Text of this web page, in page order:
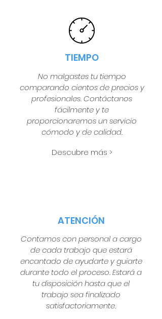
TIEMPO
No malgastes tu tiempo
comparando cientos de precios y
profesionales. Contáctanos
fácilmente y te
proporcionaremos un servicio
cómodo y de calidad.
Descubre más >
ATENCIÓN
Contamos con personal a cargo
de cada trabajo que estará
encantado de ayudarte y guiarte
durante todo el proceso. Estará a
tu disposición hasta que el
trabajo sea finalizado
satisfactoriamente.